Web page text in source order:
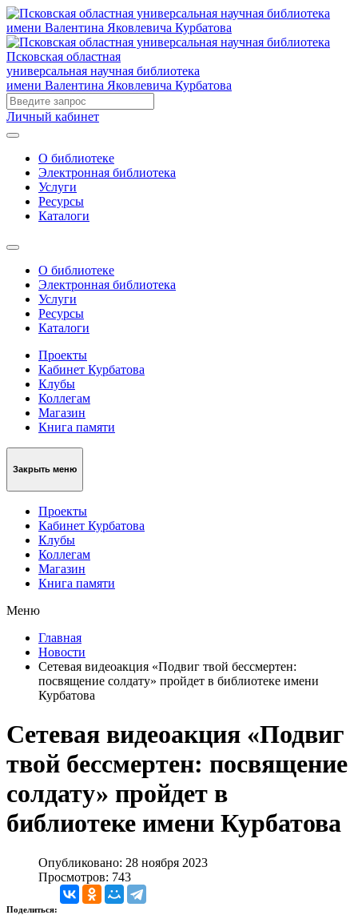
Псковская областная
универсальная научная библиотека
имени Валентина Яковлевича Курбатова
Личный кабинет
О библиотеке
Электронная библиотека
Услуги
Ресурсы
Каталоги
О библиотеке
Электронная библиотека
Услуги
Ресурсы
Каталоги
Проекты
Кабинет Курбатова
Клубы
Коллегам
Магазин
Книга памяти
Закрыть меню
Проекты
Кабинет Курбатова
Клубы
Коллегам
Магазин
Книга памяти
Меню
Главная
Новости
Cетевая видеоакция «Подвиг твой бессмертен:
посвящение солдату» пройдет в библиотеке имени
Курбатова
Cетевая видеоакция «Подвиг
твой бессмертен: посвящение
солдату» пройдет в
библиотеке имени Курбатова
Опубликовано: 28 ноября 2023
Просмотров: 743
Поделиться: